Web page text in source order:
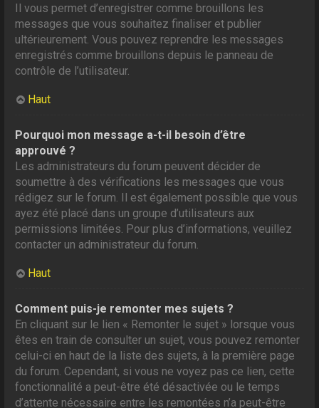
Il vous permet d’enregistrer comme brouillons les
messages que vous souhaitez finaliser et publier
ultérieurement. Vous pouvez reprendre les messages
enregistrés comme brouillons depuis le panneau de
contrôle de l’utilisateur.
Haut
Pourquoi mon message a-t-il besoin d’être
approuvé ?
Les administrateurs du forum peuvent décider de
soumettre à des vérifications les messages que vous
rédigez sur le forum. Il est également possible que vous
ayez été placé dans un groupe d’utilisateurs aux
permissions limitées. Pour plus d’informations, veuillez
contacter un administrateur du forum.
Haut
Comment puis-je remonter mes sujets ?
En cliquant sur le lien « Remonter le sujet » lorsque vous
êtes en train de consulter un sujet, vous pouvez remonter
celui-ci en haut de la liste des sujets, à la première page
du forum. Cependant, si vous ne voyez pas ce lien, cette
fonctionnalité a peut-être été désactivée ou le temps
d’attente nécessaire entre les remontées n’a peut-être